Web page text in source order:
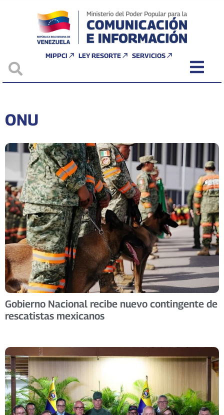
MIPPCI LEY RESORTE SERVICIOS
ONU
Gobierno Nacional recibe nuevo contingente de
rescatistas mexicanos